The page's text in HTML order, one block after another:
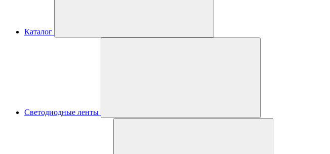
Каталог
Светодиодные ленты